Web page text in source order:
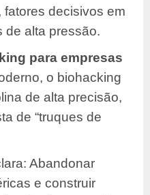
decisivos em
de alta pressão.
para empresas
o biohacking
de alta precisão,
de “truques de
Abandonar
e construir